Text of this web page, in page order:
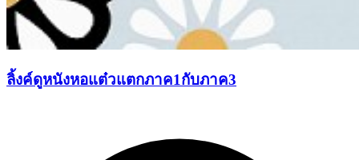
ลิ้งค์ดูหนังหอแต๋วแตกภาค1กับภาค3